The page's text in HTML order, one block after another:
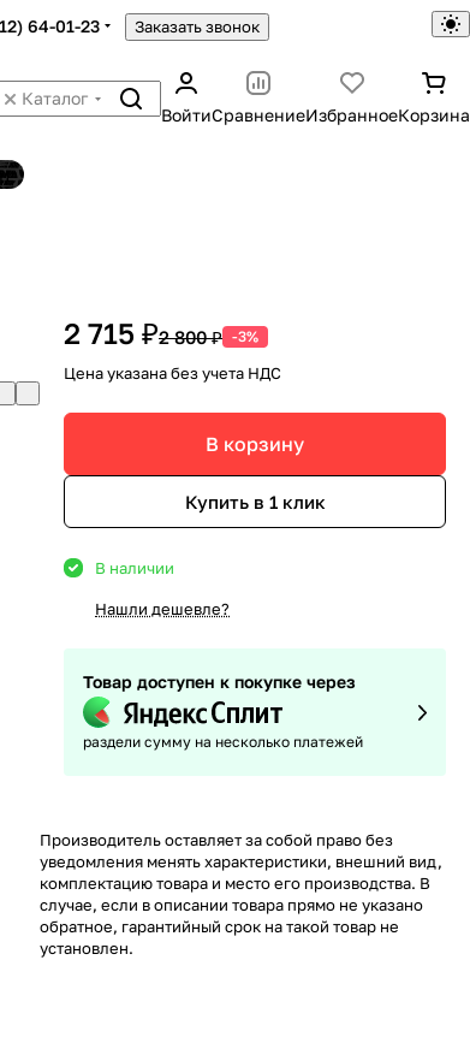
64-01-23 Заказать звонок
Каталог
ВойтиСравнениеИзбранноеКорзина
2 715 ₽2 800 ₽ -3%
Цена указана без учета НДС
В корзину
Купить в 1 клик
В наличии
Нашли дешевле?
Товар доступен к покупке через
раздели сумму на несколько платежей
Производитель оставляет за собой право без
уведомления менять характеристики, внешний вид,
комплектацию товара и место его производства. В
случае, если в описании товара прямо не указано
обратное, гарантийный срок на такой товар не
установлен.